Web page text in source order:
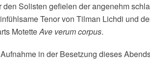
den Solisten gefielen der angenehm
Tenor von Tilman Lichdi und
MotetteAve verum corpus.
in der Besetzung dieses